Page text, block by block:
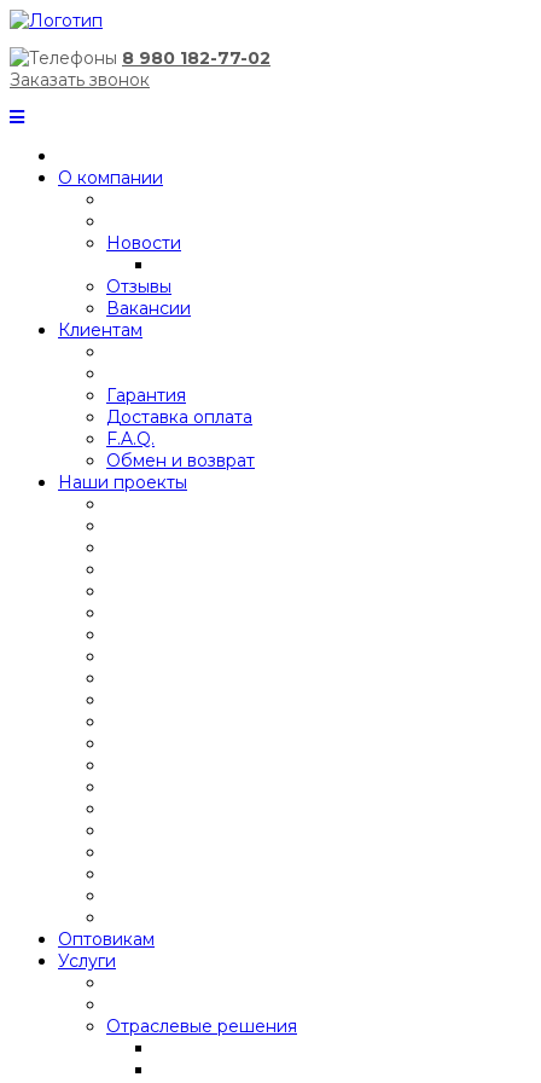
8 980 182-77-02
Заказать звонок
О компании
Новости
Отзывы
Вакансии
Клиентам
Гарантия
Доставка оплата
F.A.Q.
Обмен и возврат
Наши проекты
Оптовикам
Услуги
Отраслевые решения